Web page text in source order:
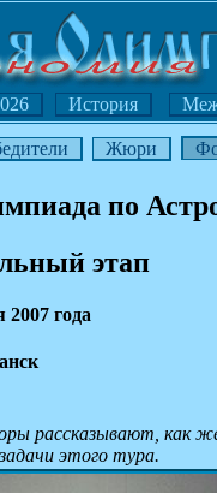
История
Жюри
по
этап
2007 года
рассказывают, как
этого тура.